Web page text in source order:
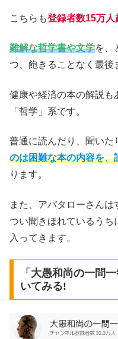
こちらも登録者数15万人
難解な哲学書や文学を、
つ、飽きることなく最後
健康や経済の本の解説も
「哲学」系です。
普通に読んだり、聞いた
のは困難な本の内容を、
ります。
また、アバタローさん
つい聞きほれているうち
入ってきます。
「大愚和尚の一問
いてみる!